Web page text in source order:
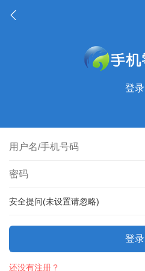
登录
安全提问(未设置请忽略)
登录
还没有注册？